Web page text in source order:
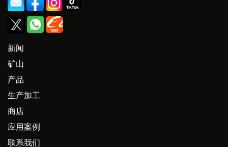
新闻
矿山
产品
生产加工
商店
应用案例
联系我们